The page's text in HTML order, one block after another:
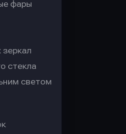
фары
стекла
светом